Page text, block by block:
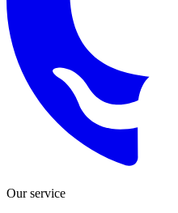
Our service